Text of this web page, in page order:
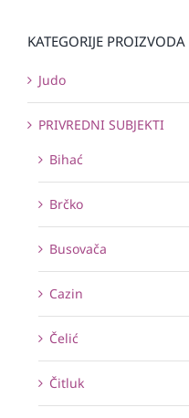
KATEGORIJE PROIZVODA
Judo
PRIVREDNI SUBJEKTI
Bihać
Brčko
Busovača
Cazin
Čelić
Čitluk